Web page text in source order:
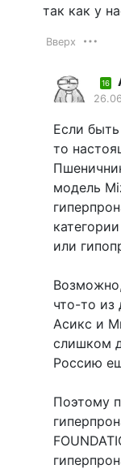
так как у
Вверх
16
Если
то
модель
или
что-то
Асикс и
слишком
Россию
Поэтому